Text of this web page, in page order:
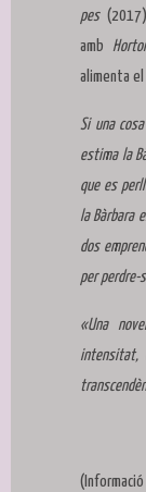
pes
amb
alimenta
Si una
estima la
que es
la Bàrbara
dos
per perdre-
«Una
intensitat,